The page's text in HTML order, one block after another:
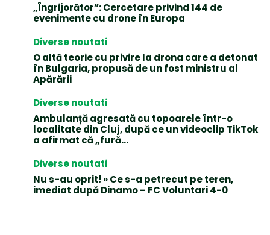
„Îngrijorător”: Cercetare privind 144 de
evenimente cu drone în Europa
Diverse noutati
O altă teorie cu privire la drona care a detonat
în Bulgaria, propusă de un fost ministru al
Apărării
Diverse noutati
Ambulanță agresată cu topoarele într-o
localitate din Cluj, după ce un videoclip TikTok
a afirmat că „fură…
Diverse noutati
Nu s-au oprit! » Ce s-a petrecut pe teren,
imediat după Dinamo – FC Voluntari 4-0